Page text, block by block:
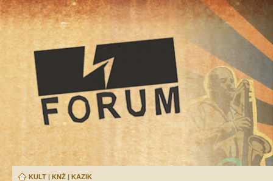
KULT | KNŻ | KAZIK